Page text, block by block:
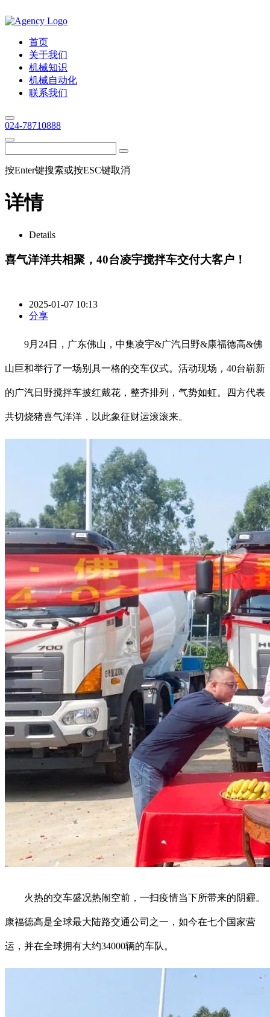
首页
关于我们
机械知识
机械自动化
联系我们
024-78710888
按Enter键搜索或按ESC键取消
详情
Details
喜气洋洋共相聚，40台凌宇搅拌车交付大客户！
2025-01-07 10:13
分享
9月24日，广东佛山，中集凌宇&广汽日野&康福德高&佛
山巨和举行了一场别具一格的交车仪式。活动现场，40台崭新
的广汽日野搅拌车披红戴花，整齐排列，气势如虹。四方代表
共切烧猪喜气洋洋，以此象征财运滚滚来。
火热的交车盛况热闹空前，一扫疫情当下所带来的阴霾。
康福德高是全球最大陆路交通公司之一，如今在七个国家营
运，并在全球拥有大约34000辆的车队。